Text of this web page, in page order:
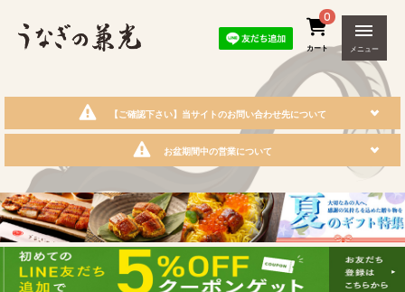
0
カート メニュー
【ご確認下さい】当サイトのお問い合わせ先について
お盆期間中の営業について